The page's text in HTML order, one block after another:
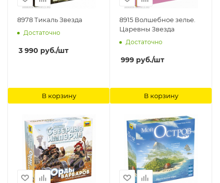
8978 Тикаль Звезда
Достаточно
3 990 руб./шт
В корзину
8915 Волшебное зелье.
Царевны Звезда
Достаточно
999 руб./шт
В корзину